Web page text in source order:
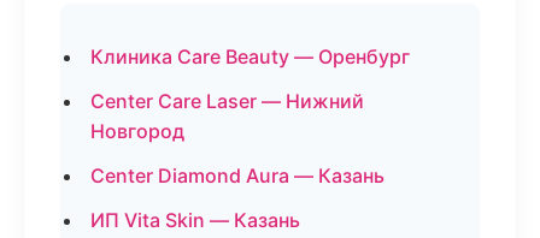
Клиника Care Beauty — Оренбург
Center Care Laser — Нижний
Новгород
Center Diamond Aura — Казань
ИП Vita Skin — Казань